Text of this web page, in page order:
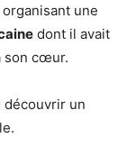
une
dont il avait
son cœur.
découvrir un